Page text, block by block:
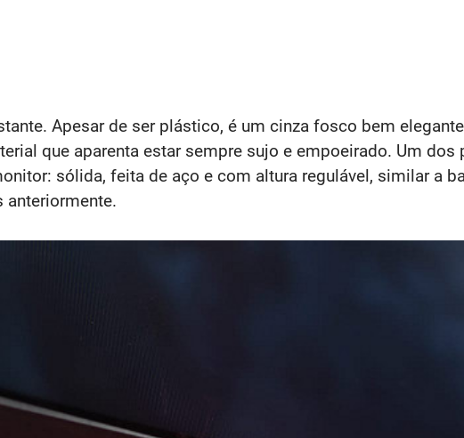
Apesar de ser plástico, é um cinza fosco bem
que aparenta estar sempre sujo e empoeirado. Um
sólida, feita de aço e com altura regulável, similar a
anteriormente.